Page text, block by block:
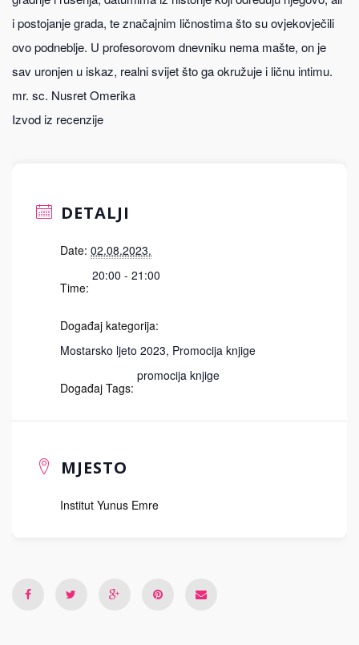
i postojanje grada, te značajnim ličnostima što su ovjekovječili
ovo podneblje. U profesorovom dnevniku nema mašte, on je
sav uronjen u iskaz, realni svijet što ga okružuje i ličnu intimu.
mr. sc. Nusret Omerika
Izvod iz recenzije
DETALJI
Date: 02.08.2023.
Time:
20:00 - 21:00
Događaj kategorija:
Mostarsko ljeto 2023, Promocija knjige
Događaj Tags:
promocija knjige
MJESTO
Institut Yunus Emre